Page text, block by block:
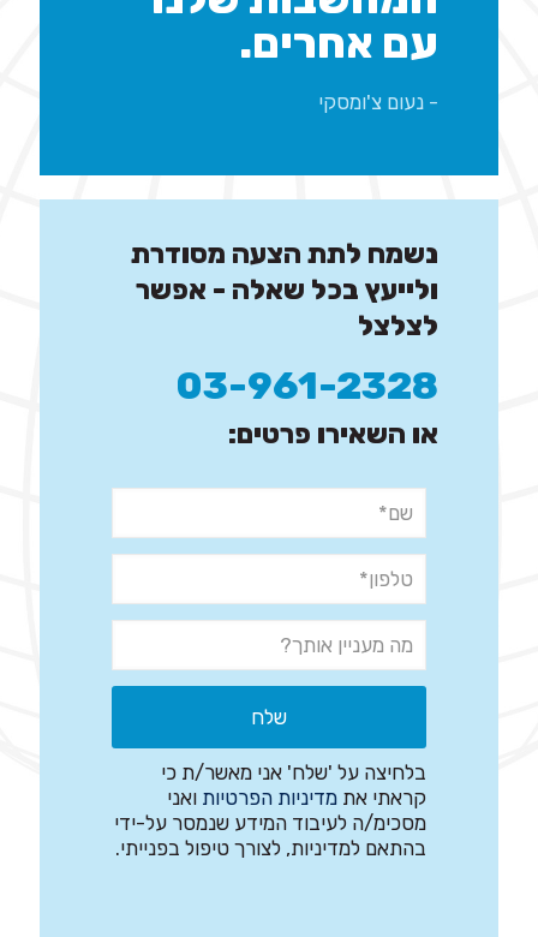
עם אחרים.
- נעום צ'ומסקי
נשמח לתת הצעה מסודרת
ולייעץ בכל שאלה - אפשר
לצלצל
03-961-2328
או השאירו פרטים:
בלחיצה על 'שלח' אני מאשר/ת כי
קראתי את מדיניות הפרטיות ואני
מסכימ/ה לעיבוד המידע שנמסר על-ידי
בהתאם למדיניות, לצורך טיפול בפנייתי.